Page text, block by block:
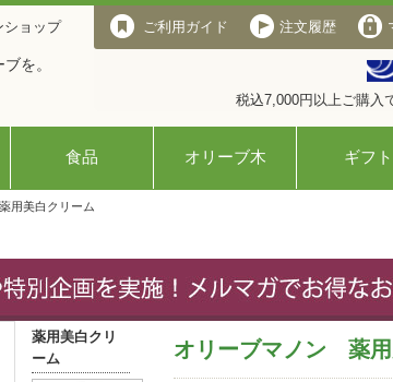
ショップ
を。
ご利用ガイド 注文履歴
税込7,000円以上ご購入
食品 オリーブ木 ギフト
用美白クリーム
オリーブマノン 薬用
薬用美白クリ
ーム